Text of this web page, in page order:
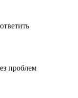
проблем